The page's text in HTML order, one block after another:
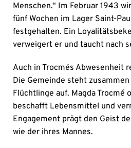
Menschen.“ Im Februar 1943
fünf Wochen im Lager Saint-
festgehalten. Ein
verweigert er und taucht nach
Auch in Trocmés Abwesenheit
Die Gemeinde steht
Flüchtlinge auf. Magda
beschafft Lebensmittel und
Engagement prägt den Geist
wie der ihres Mannes.